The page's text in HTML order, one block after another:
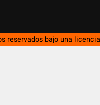
reservados bajo una licencia